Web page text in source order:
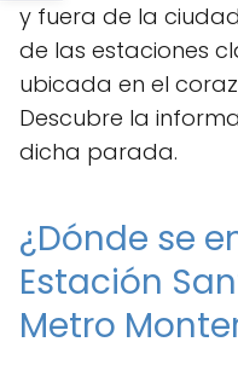
y fuera de la
de las estaciones
ubicada en el
Descubre la
dicha parada.
¿Dónde se
Estación
Metro